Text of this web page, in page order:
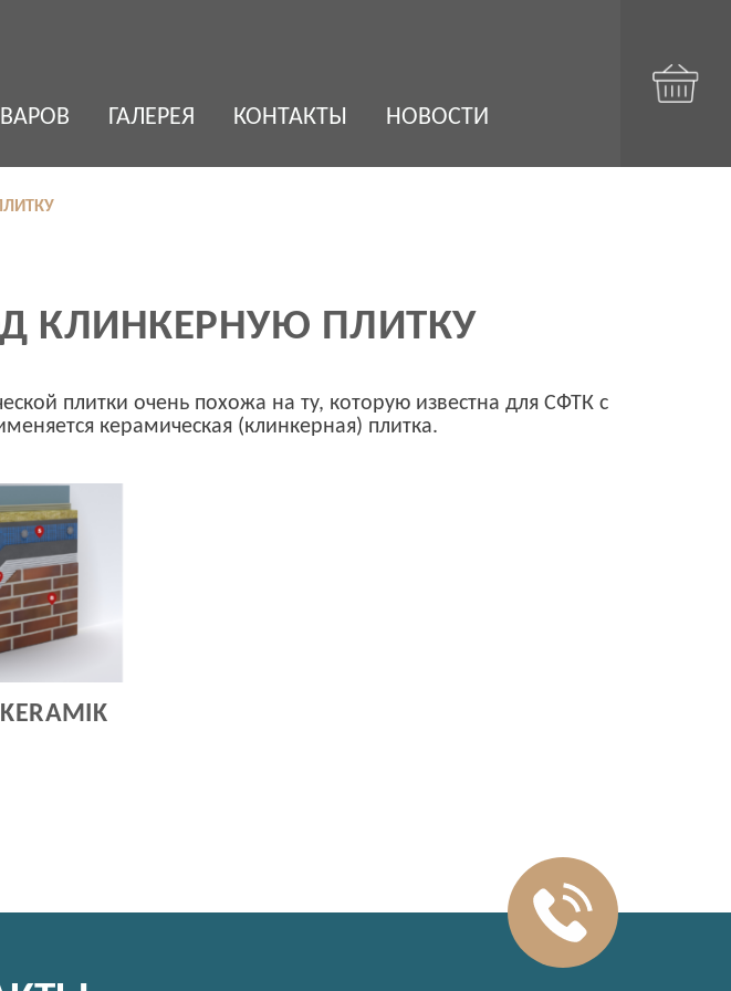
ГАЛЕРЕЯ КОНТАКТЫ НОВОСТИ
КЛИНКЕРНУЮ ПЛИТКУ
плитки очень похожа на ту, которую известна для СФТК с
керамическая (клинкерная) плитка.